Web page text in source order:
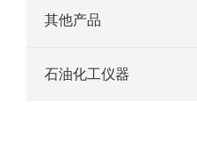
其他产品
石油化工仪器